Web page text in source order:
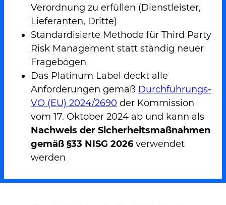
Verordnung zu erfüllen (Dienstleister,
Lieferanten, Dritte)
Standardisierte Methode für Third Party
Risk Management statt ständig neuer
Fragebögen
Das Platinum Label deckt alle
Anforderungen gemäß Durchführungs-
VO (EU) 2024/2690 der Kommission
vom 17. Oktober 2024 ab und kann als
Nachweis der Sicherheitsmaßnahmen
gemäß §33 NISG 2026 verwendet
werden